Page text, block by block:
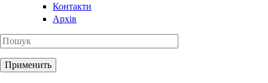
Контакти
Архів